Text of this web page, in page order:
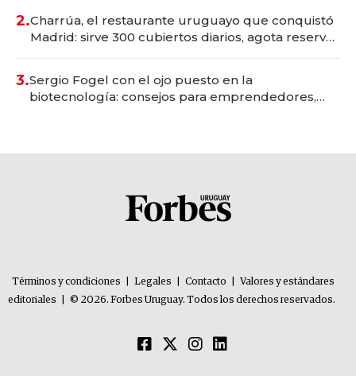
2.Charrúa, el restaurante uruguayo que conquistó
Madrid: sirve 300 cubiertos diarios, agota reservas
3.Sergio Fogel con el ojo puesto en la
biotecnología: consejos para emprendedores,
Términos y condiciones Legales Contacto
Valores y estándares
editoriales
© 2026. Forbes Uruguay. Todos los derechos reservados.